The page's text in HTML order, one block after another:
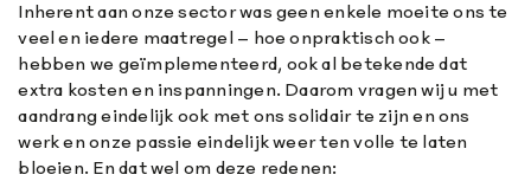
Inherent aan onze sector was geen enkele moeite ons te
veel en iedere maatregel – hoe onpraktisch ook –
hebben we geïmplementeerd, ook al betekende dat
extra kosten en inspanningen. Daarom vragen wij u met
aandrang eindelijk ook met ons solidair te zijn en ons
werk en onze passie eindelijk weer ten volle te laten
bloeien. En dat wel om deze redenen: